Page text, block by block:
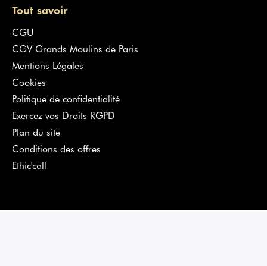
Tout savoir
CGU
CGV Grands Moulins de Paris
Mentions Légales
Cookies
Politique de confidentialité
Exercez vos Droits RGPD
Plan du site
Conditions des offres
Ethic'call